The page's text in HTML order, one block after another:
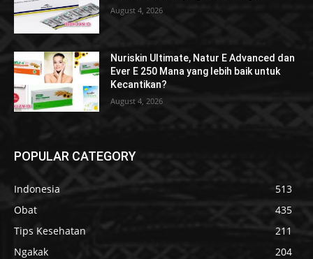
August 4, 2026
Nuriskin Ultimate, Natur E Advanced dan
Ever E 250 Mana yang lebih baik untuk
Kecantikan?
August 4, 2026
POPULAR CATEGORY
Indonesia
513
Obat
435
Tips Kesehatan
211
Ngakak
204